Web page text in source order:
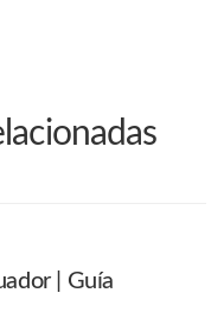
| Guía